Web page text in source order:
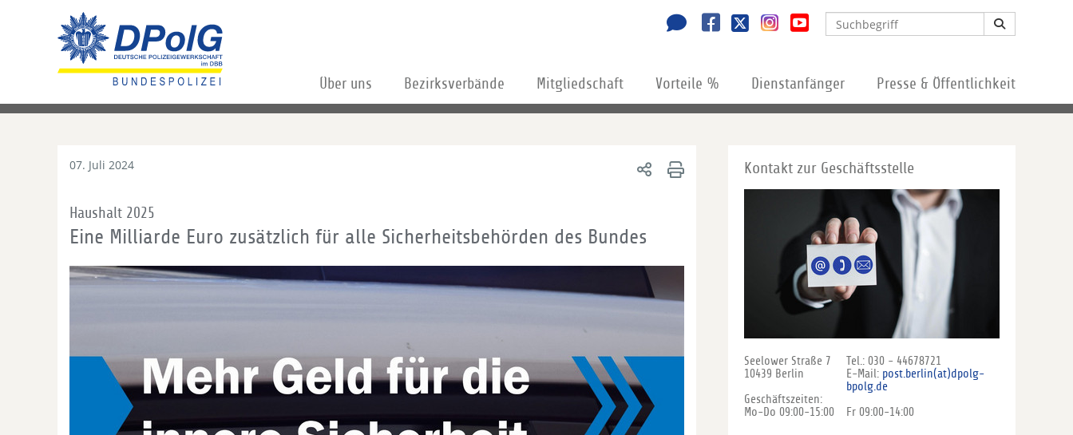
Über uns Bezirksverbände Mitgliedschaft Vorteile % Dienstanfänger Presse & Öffentlichkeit
07. Juli 2024
Haushalt 2025
Eine Milliarde Euro zusätzlich für alle Sicherheitsbehörden des Bundes
Kontakt zur Geschäftsstelle
Seelower Straße 7
10439 Berlin
Geschäftszeiten:
Mo-Do 09:00-15:00
Tel.: 030 - 44678721
E-Mail: post.berlin(at)dpolg-
bpolg.de
Fr 09:00-14:00